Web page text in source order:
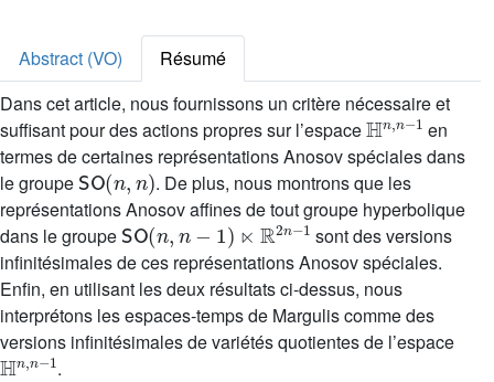
Abstract (VO)
Résumé
Dans cet article, nous fournissons un critère nécessaire et
suffisant pour des actions propres sur l’espace
Hn,n−1
en
termes de certaines représentations Anosov spéciales dans
le groupe
SO(n,n)
. De plus, nous montrons que les
représentations Anosov affines de tout groupe hyperbolique
dans le groupe
SO(n,n−1)⋉R2n−1
sont des versions
infinitésimales de ces représentations Anosov spéciales.
Enfin, en utilisant les deux résultats ci-dessus, nous
interprétons les espaces-temps de Margulis comme des
versions infinitésimales de variétés quotientes de l’espace
Hn,n−1
.